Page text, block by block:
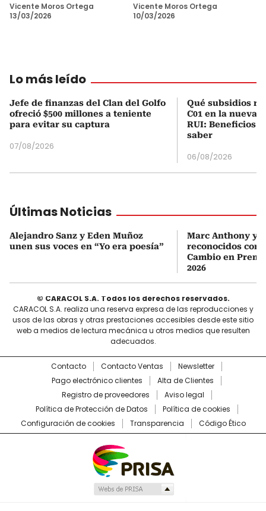
Vicente Moros Ortega
13/03/2026
Vicente Moros Ortega
10/03/2026
Lo más leído
Jefe de finanzas del Clan del Golfo
ofreció $500 millones a teniente
para evitar su captura
07/08/2026
Qué subsidios
C01 en la nueva
RUI: Beneficios
saber
06/08/2026
Últimas Noticias
Alejandro Sanz y Eden Muñoz
unen sus voces en “Yo era poesía”
Marc Anthony y
reconocidos
Cambio en
2026
© CARACOL S.A. Todos los derechos reservados.
CARACOL S.A. realiza una reserva expresa de las reproducciones y
usos de las obras y otras prestaciones accesibles desde este sitio
web a medios de lectura mecánica u otros medios que resulten
adecuados.
Contacto Contacto Ventas
Newsletter
Pago electrónico clientes
Alta de Clientes
Registro de proveedores
Aviso legal
Política de Protección de Datos
Política de cookies
Configuración de cookies
Transparencia Código Ético